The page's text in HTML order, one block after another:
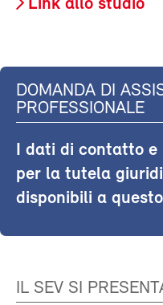
Link allo studio
DOMANDA DI
PROFESSIONALE
I dati di contatto
per la tutela
disponibili a
IL SEV SI